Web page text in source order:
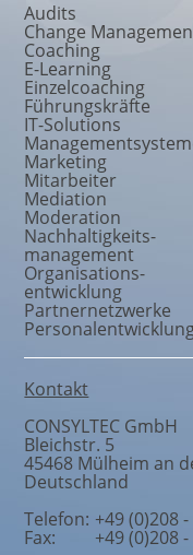
Audits
Change
Coaching
E-Learning
Einzelcoaching
Führungskräfte
IT-Solutions
Marketing
Mitarbeiter
Mediation
Moderation
Nachhaltigkeits-
management
Organisations-
entwicklung
Partnernetzwerke
Kontakt
CONSYLTEC GmbH
Bleichstr. 5
45468 Mülheim an
Deutschland
Telefon: +49 (0)208
Fax: +49 (0)208